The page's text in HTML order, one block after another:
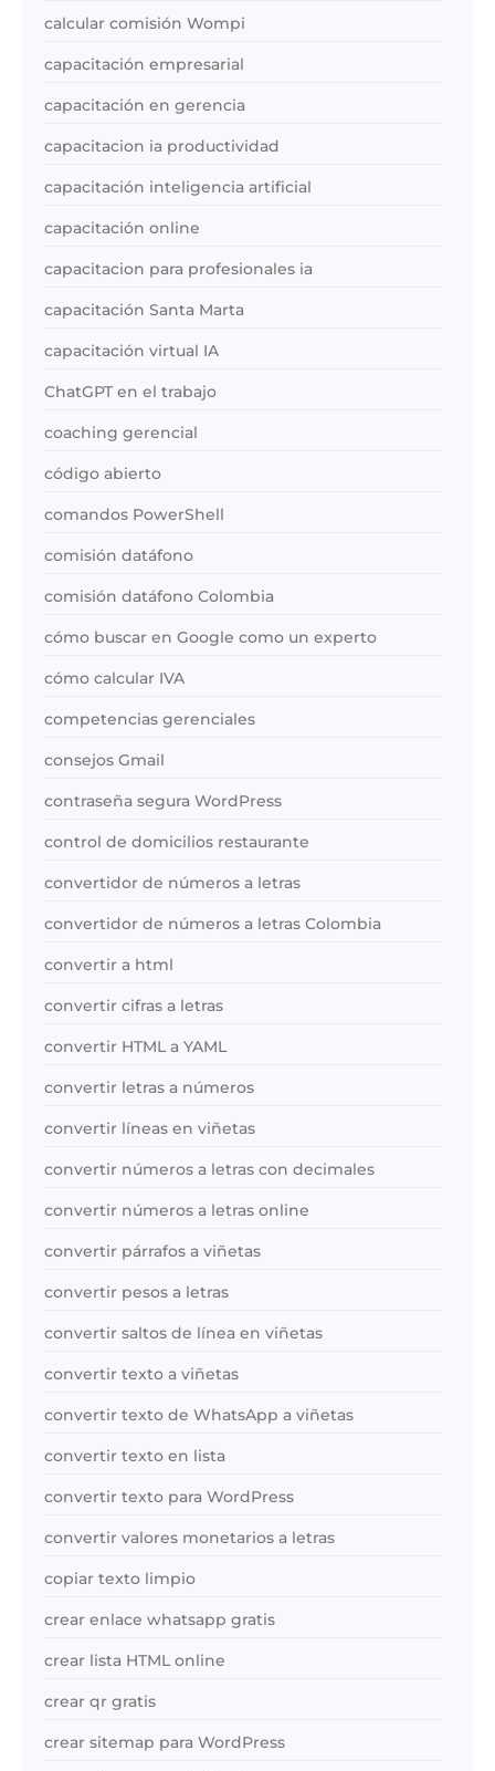
calcular comisión Wompi
capacitación empresarial
capacitación en gerencia
capacitacion ia productividad
capacitación inteligencia artificial
capacitación online
capacitacion para profesionales ia
capacitación Santa Marta
capacitación virtual IA
ChatGPT en el trabajo
coaching gerencial
código abierto
comandos PowerShell
comisión datáfono
comisión datáfono Colombia
cómo buscar en Google como un experto
cómo calcular IVA
competencias gerenciales
consejos Gmail
contraseña segura WordPress
control de domicilios restaurante
convertidor de números a letras
convertidor de números a letras Colombia
convertir a html
convertir cifras a letras
convertir HTML a YAML
convertir letras a números
convertir líneas en viñetas
convertir números a letras con decimales
convertir números a letras online
convertir párrafos a viñetas
convertir pesos a letras
convertir saltos de línea en viñetas
convertir texto a viñetas
convertir texto de WhatsApp a viñetas
convertir texto en lista
convertir texto para WordPress
convertir valores monetarios a letras
copiar texto limpio
crear enlace whatsapp gratis
crear lista HTML online
crear qr gratis
crear sitemap para WordPress